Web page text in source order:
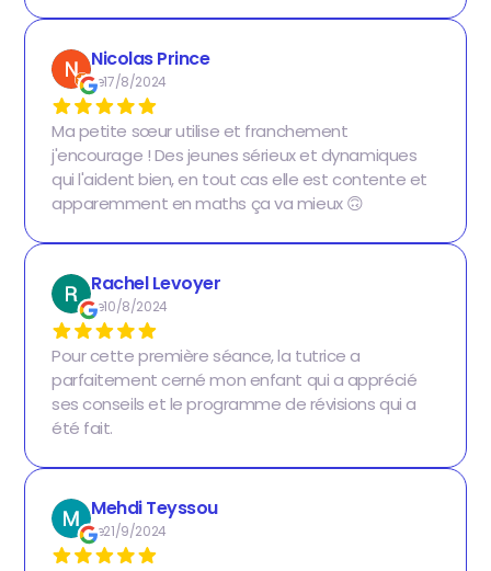
Nicolas Prince
Le17/8/2024
Ma petite sœur utilise et franchement
j'encourage ! Des jeunes sérieux et dynamiques
qui l'aident bien, en tout cas elle est contente et
apparemment en maths ça va mieux 🙃
Rachel Levoyer
Le10/8/2024
Pour cette première séance, la tutrice a
parfaitement cerné mon enfant qui a apprécié
ses conseils et le programme de révisions qui a
été fait.
Mehdi Teyssou
Le21/9/2024